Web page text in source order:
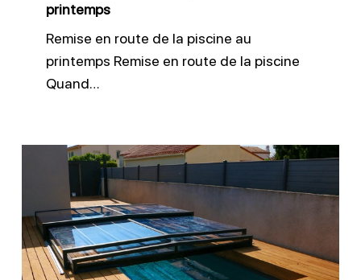
printemps
Remise en route de la piscine au
printemps Remise en route de la piscine
Quand…
Entretien
équipements
de
sécurité